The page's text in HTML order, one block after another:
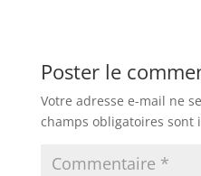
Poster le
Votre adresse e-mail ne
champs obligatoires sont